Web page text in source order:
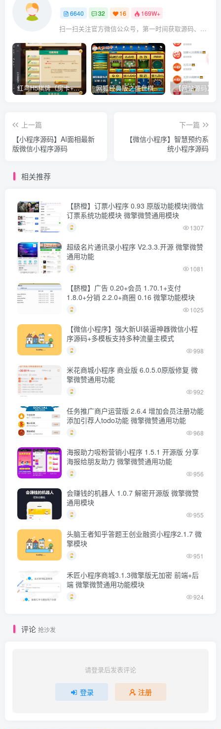
6640 32 16 169W+
扫一扫关注官方微信公众号，第一时间获取源码、网赚项目资源教程，自媒体等知识干货，让互联网创业赚钱更简单。
红鸟H5棋牌（房卡+金币）全套双模式游戏源码 网狐经典版之盛世棋牌完整游戏源码（包含文档、架设教程、网站、源代码等）
上一篇
【小程序源码】AI面相最新
版微信小程序源码
下一篇
【微信小程序】智慧预约系
统小程序源码
相关推荐
【脐橙】订票小程序 0.93 原版功能模块|微信
订票系统功能模块 微擎微赞通用模块
1307
超级名片通讯录小程序 V2.3.3.开源 微擎微赞
通用功能
1081
【脐橙】广告 0.20+会员 1.70.1+支付
1.8.0+分销 2.2.0+商圈 0.16 微擎功能模块
1025
【微信小程序】强大新UI装逼神器微信小程
序源码+多模板支持多种流量主模式
998
米花商城小程序 商业版 6.0.5.0原版修复 微
擎微赞通用功能
992
任务推广商户运营版 2.6.4 增加会员注册功能
添加引荐人todo功能 微擎微赞通用功能
968
海报助力吸粉营销小程序 1.5.1 开源版 分享
海报给朋友助力 微擎微赞通用功能
956
会赚钱的机器人 1.0.7 解密开源版 微擎微赞
通用模块
955
头脑王者知乎答题王创业融资小程序2.1.7 微
擎模块
951
禾匠小程序商城3.1.3微擎版无加密 前端+后
端 微擎微赞通用功能模块
924
评论 抢沙发
请登录后发表评论
登录 注册